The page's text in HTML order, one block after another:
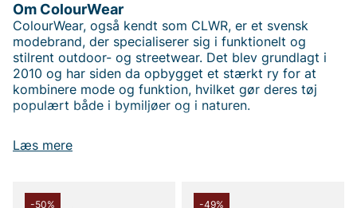
Læs mere
Om ColourWear
ColourWear, også kendt som CLWR, er et svensk
modebrand, der specialiserer sig i funktionelt og
stilrent outdoor- og streetwear. Det blev grundlagt i
2010 og har siden da opbygget et stærkt ry for at
kombinere mode og funktion, hvilket gør deres tøj
populært både i bymiljøer og i naturen.
Grundlæggelsen og Visionen.
Bjerkesjö. Deres vision var at skabe tøj, der skulle
-50% -49%